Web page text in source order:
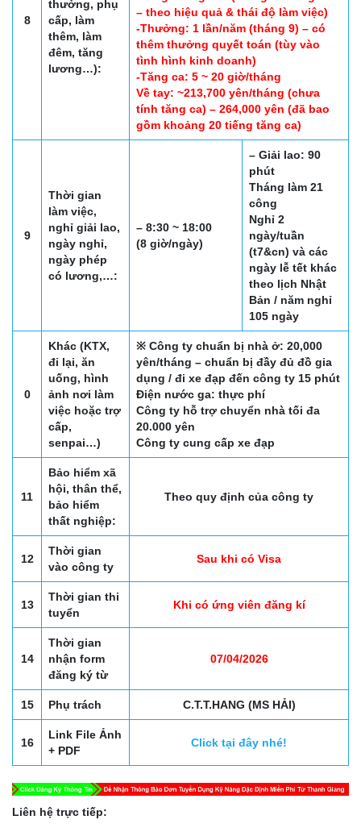
8
thưởng, phụ
cấp, làm
thêm, làm
đêm, tăng
lương…):
– theo hiệu quả & thái độ làm việc)
-Thưởng: 1 lần/năm (tháng 9) – có
thêm thưởng quyết toán (tùy vào
tình hình kinh doanh)
-Tăng ca: 5 ~ 20 giờ/tháng
Về tay: ~213,700 yên/tháng (chưa
tính tăng ca) – 264,000 yên (đã bao
gồm khoảng 20 tiếng tăng ca)
9
Thời gian
làm việc,
nghỉ giải lao,
ngày nghỉ,
ngày phép
có lương,…:
– 8:30 ~ 18:00
(8 giờ/ngày)
– Giải lao: 90
phút
Tháng làm 21
công
Nghỉ 2
ngày/tuần
(t7&cn) và các
ngày lễ tết khác
theo lịch Nhật
Bản / năm nghỉ
105 ngày
0
Khác (KTX,
đi lại, ăn
uống, hình
ảnh nơi làm
việc hoặc trợ
cấp,
senpai…)
※ Công ty chuẩn bị nhà ở: 20,000
yên/tháng – chuẩn bị đầy đủ đồ gia
dụng / đi xe đạp đến công ty 15 phút
Điện nước ga: thực phí
Công ty hỗ trợ chuyển nhà tối đa
20.000 yên
Công ty cung cấp xe đạp
11
Bảo hiểm xã
hội, thân thể,
bảo hiểm
thất nghiệp:
Theo quy định của công ty
12
Thời gian
vào công ty
Sau khi có Visa
13
Thời gian thi
tuyển
Khi có ứng viên đăng kí
14
Thời gian
nhận form
đăng ký từ
07/04/2026
15 Phụ trách C.T.T.HANG (MS HẢI)
16
Link File Ảnh
+ PDF
Click tại đây nhé!
Liên hệ trực tiếp: